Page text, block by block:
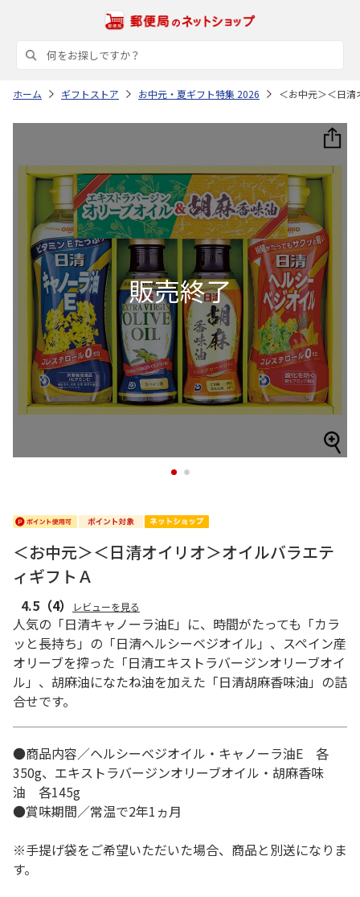
ホーム ギフトストア お中元・夏ギフト特集 2026 ＜お中元＞＜日
1 2
＜お中元＞＜日清オイリオ＞オイルバラエテ
ィギフトＡ
4.5 （4） レビューを見る
人気の「日清キャノーラ油E」に、時間がたっても「カラ
ッと長持ち」の「日清ヘルシーベジオイル」、スペイン産
オリーブを搾った「日清エキストラバージンオリーブオイ
ル」、胡麻油になたね油を加えた「日清胡麻香味油」の詰
合せです。
●商品内容／ヘルシーベジオイル・キャノーラ油E 各
350g、エキストラバージンオリーブオイル・胡麻香味
油 各145g
●賞味期間／常温で2年1ヵ月
※手提げ袋をご希望いただいた場合、商品と別送になりま
す。